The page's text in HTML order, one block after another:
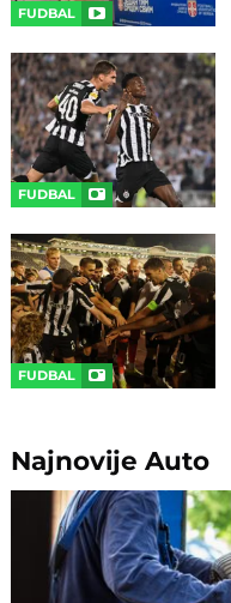
FUDBAL
FUDBAL
FUDBAL
NajnovijeAuto